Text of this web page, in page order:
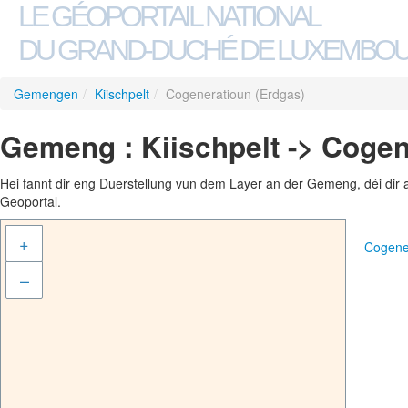
LE GÉOPORTAIL NATIONAL
DU GRAND-DUCHÉ DE
Gemengen / Kiischpelt / Cogeneratioun (Erdgas)
Gemeng : Kiischpelt ->
Hei fannt dir eng Duerstellung vun dem Layer an der Gemeng, déi
Geoportal.
+
–